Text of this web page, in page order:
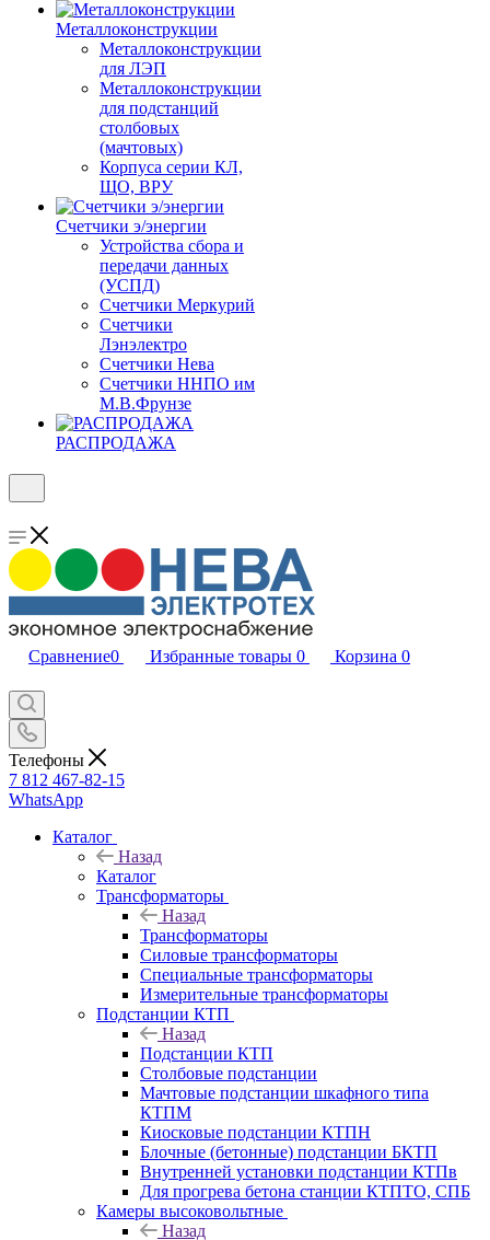
Металлоконструкции
Металлоконструкции
для ЛЭП
Металлоконструкции
для подстанций
столбовых
(мачтовых)
Корпуса серии КЛ,
ЩО, ВРУ
Счетчики э/энергии
Устройства сбора и
передачи данных
(УСПД)
Счетчики Меркурий
Счетчики
Лэнэлектро
Счетчики Нева
Счетчики ННПО им
М.В.Фрунзе
РАСПРОДАЖА
Сравнение0 Избранные товары 0 Корзина 0
Телефоны
7 812 467-82-15
WhatsApp
Каталог
Назад
Каталог
Трансформаторы
Назад
Трансформаторы
Силовые трансформаторы
Специальные трансформаторы
Измерительные трансформаторы
Подстанции КТП
Назад
Подстанции КТП
Столбовые подстанции
Мачтовые подстанции шкафного типа
КТПМ
Киосковые подстанции КТПН
Блочные (бетонные) подстанции БКТП
Внутренней установки подстанции КТПв
Для прогрева бетона станции КТПТО, СПБ
Камеры высоковольтные
Назад